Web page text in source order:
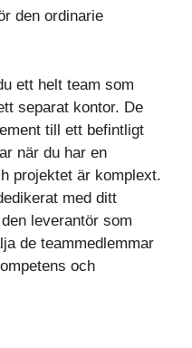
den ordinarie
ett helt team som
separat kontor. De
till ett befintligt
när du har en
projektet är komplext.
med ditt
leverantör som
de teammedlemmar
och